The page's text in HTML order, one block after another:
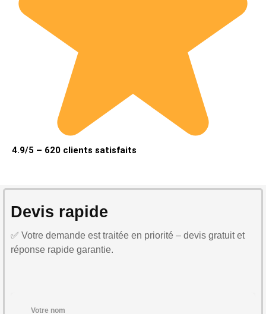
4.9/5 – 620 clients satisfaits
Devis rapide
✅ Votre demande est traitée en priorité – devis gratuit et
réponse rapide garantie.
Votre nom